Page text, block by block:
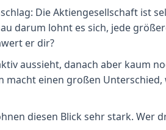
Die Aktiengesellschaft ist
darum lohnt es sich, jede
er dir?
aussieht, danach aber kaum
macht einen großen
diesen Blick sehr stark.